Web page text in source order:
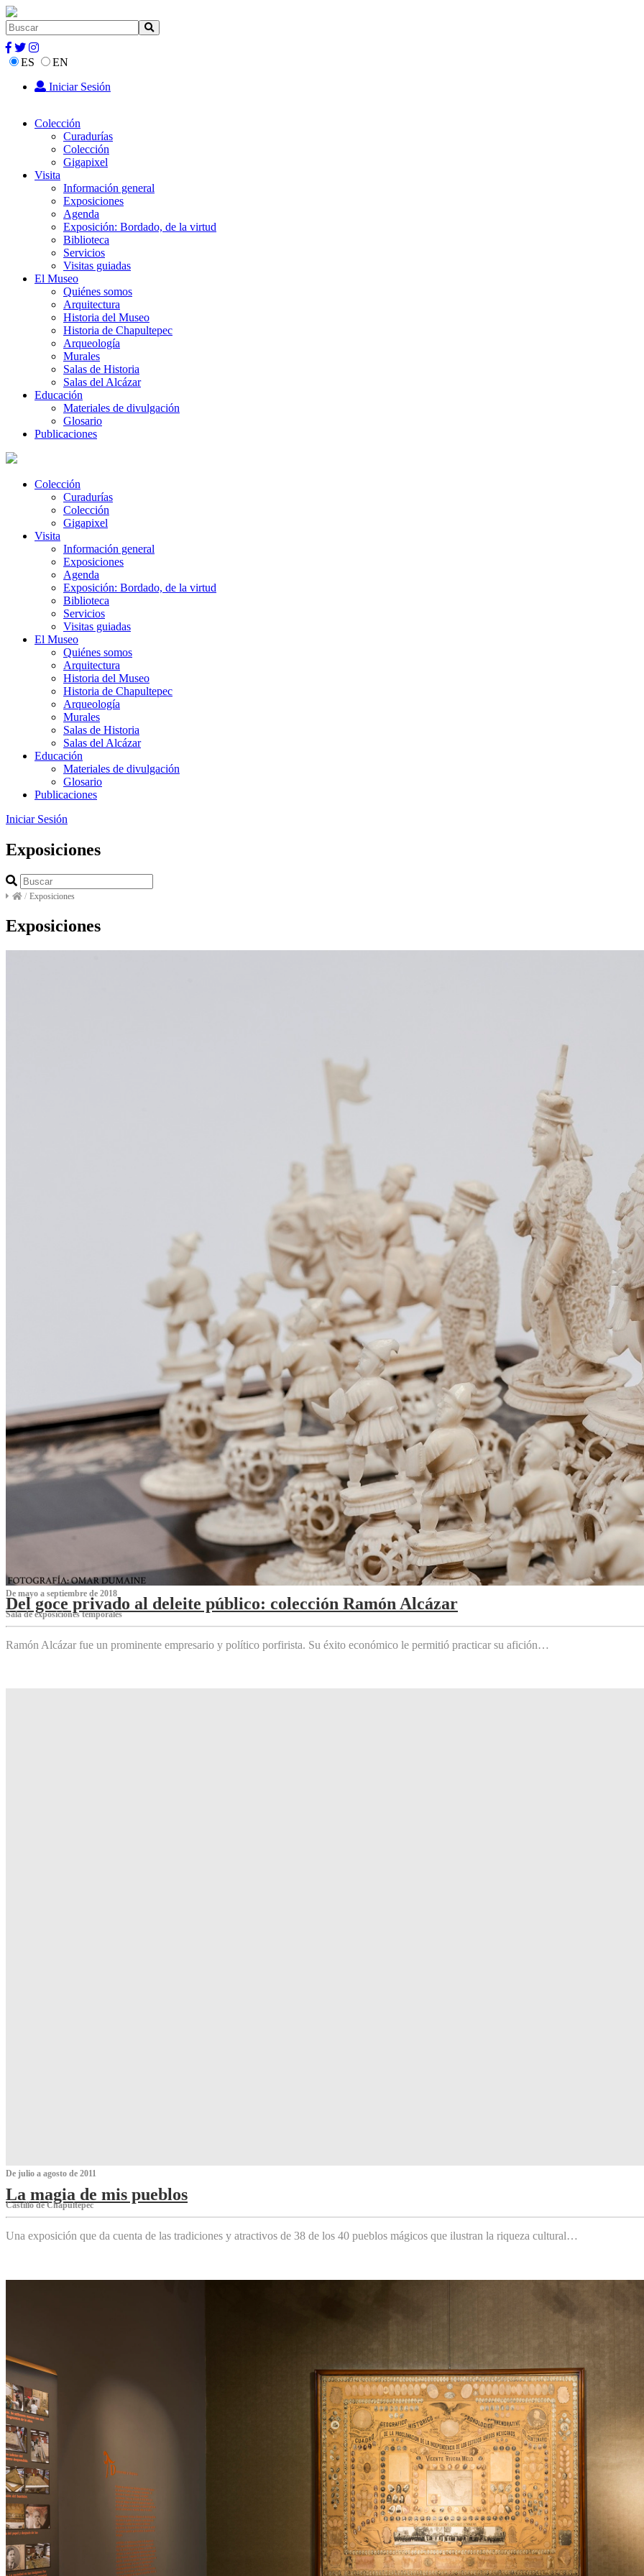
ES
EN
Iniciar Sesión
Colección
Curadurías
Colección
Gigapixel
Visita
Información general
Exposiciones
Agenda
Exposición: Bordado, de la virtud
Biblioteca
Servicios
Visitas guiadas
El Museo
Quiénes somos
Arquitectura
Historia del Museo
Historia de Chapultepec
Arqueología
Murales
Salas de Historia
Salas del Alcázar
Educación
Materiales de divulgación
Glosario
Publicaciones
Colección
Curadurías
Colección
Gigapixel
Visita
Información general
Exposiciones
Agenda
Exposición: Bordado, de la virtud
Biblioteca
Servicios
Visitas guiadas
El Museo
Quiénes somos
Arquitectura
Historia del Museo
Historia de Chapultepec
Arqueología
Murales
Salas de Historia
Salas del Alcázar
Educación
Materiales de divulgación
Glosario
Publicaciones
Iniciar Sesión
Exposiciones
/ Exposiciones
Exposiciones
De mayo a septiembre de 2018
Del goce privado al deleite público: colección Ramón Alcázar
Sala de exposiciones temporales
Ramón Alcázar fue un prominente empresario y político porfirista. Su éxito económico le permitió practicar su afición…
De julio a agosto de 2011
La magia de mis pueblos
Castillo de Chapultepec
Una exposición que da cuenta de las tradiciones y atractivos de 38 de los 40 pueblos mágicos que ilustran la riqueza cultural…